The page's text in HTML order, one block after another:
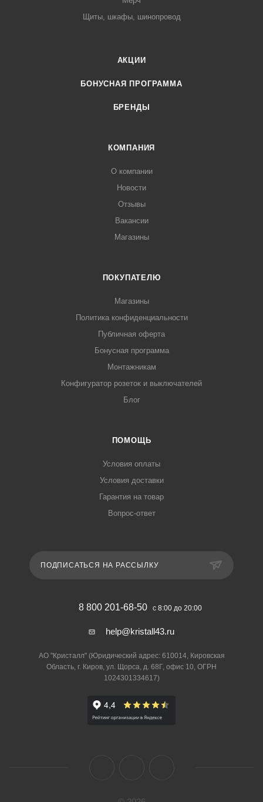
Щиты, шкафы, шинопровод
АКЦИИ
БОНУСНАЯ ПРОГРАММА
БРЕНДЫ
КОМПАНИЯ
О компании
Новости
Отзывы
Вакансии
Магазины
ПОКУПАТЕЛЮ
Магазины
Политика конфиденциальности
Публичная оферта
Бонусная программа
Монтажникам
Конфигуратор розеток и выключателей
Блог
ПОМОЩЬ
Условия оплаты
Условия доставки
Гарантия на товар
Вопрос-ответ
ПОДПИСАТЬСЯ НА РАССЫЛКУ
8 800 201-68-50 с 8:00 до 20:00
help@kristall43.ru
АО "Кристалл" (Юридический адрес: 610014, Кировская
Область, г. Киров, ул. Щорса, д. 68Г, офис 10, ОГРН
1024301334617)